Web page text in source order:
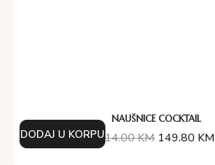
NAUŠNICE COCKTAIL
214.00KM 149.80 KM
DODAJ U KORPU